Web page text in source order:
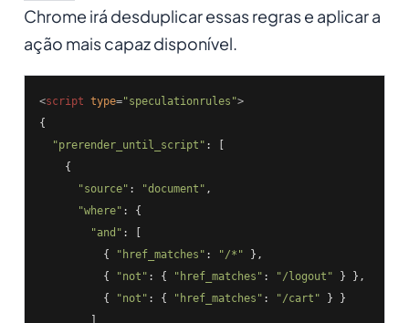
Chrome irá desduplicar essas regras e aplicar a
ação mais capaz disponível.
<script type="speculationrules">
{
"prerender_until_script" : [
    {
"source" : "document" ,
"where" : {
"and" : [
          {
"href_matches" : "/*" },
          {
"not" : { "href_matches" : "/logout" } },
          {
"not" : { "href_matches" : "/cart" } }